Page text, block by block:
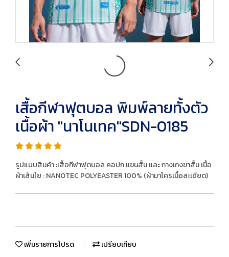
เสื้อกีฬาฟุตบอล พิมพ์ลายทั้งตัว
เนื้อผ้า "นาโนเทค"SDN-0185
รูปแบบสินค้า :เสื้อกีฬาฟุตบอล คอปก แขนสั้น และ กางเกงขาสั้น เนื้อ
ผ้าเส้นใย : NANOTEC POLYEASTER 100% (ผ้ามาโครเนื้อละเอียด)
เพิ่มรายการโปรด เปรียบเทียบ